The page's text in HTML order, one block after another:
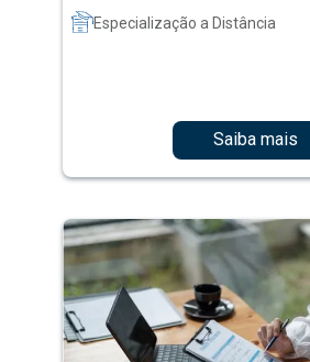
Especialização a Distância
Saiba mais